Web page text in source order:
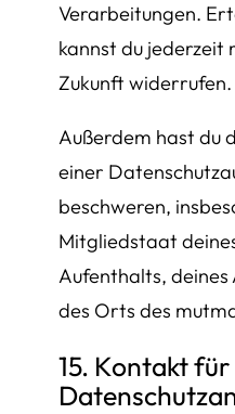
Verarbeitungen.
kannst du jederzeit
Zukunft widerrufen.
Außerdem hast du
einer
beschweren,
Mitgliedstaat
Aufenthalts,
des Orts des
15. Kontakt für